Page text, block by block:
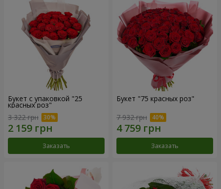
Букет с упаковкой "25
красных роз"
3 322 грн
Заказать
Букет "75 красных роз"
7 932 грн
Заказать